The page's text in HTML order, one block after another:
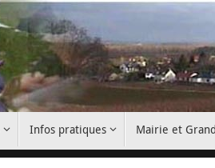
Infos pratiques Mairie et